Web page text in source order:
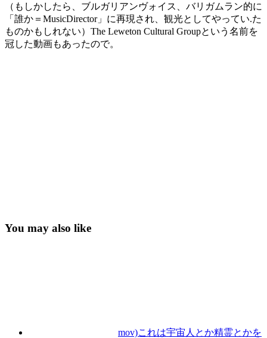
（もしかしたら、ブルガリアンヴォイス、バリガムラン的に
「誰か＝MusicDirector」に再現され、観光としてやってい.た
ものかもしれない）The Leweton Cultural Groupという名前を
冠した動画もあったので。
You may also like
mov)これは宇宙人とか精霊とかを